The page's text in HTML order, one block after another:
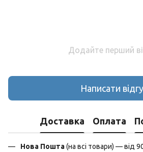
Додайте перший
Написати
Доставка Оплата
Нова Пошта(на всі товари) — від